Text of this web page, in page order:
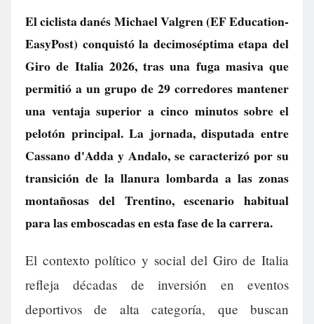
El ciclista danés Michael Valgren (EF Education-
EasyPost) conquistó la decimoséptima etapa del
Giro de Italia 2026, tras una fuga masiva que
permitió a un grupo de 29 corredores mantener
una ventaja superior a cinco minutos sobre el
pelotón principal. La jornada, disputada entre
Cassano d'Adda y Andalo, se caracterizó por su
transición de la llanura lombarda a las zonas
montañosas del Trentino, escenario habitual
para las emboscadas en esta fase de la carrera.
El contexto político y social del Giro de Italia
refleja décadas de inversión en eventos
deportivos de alta categoría, que buscan